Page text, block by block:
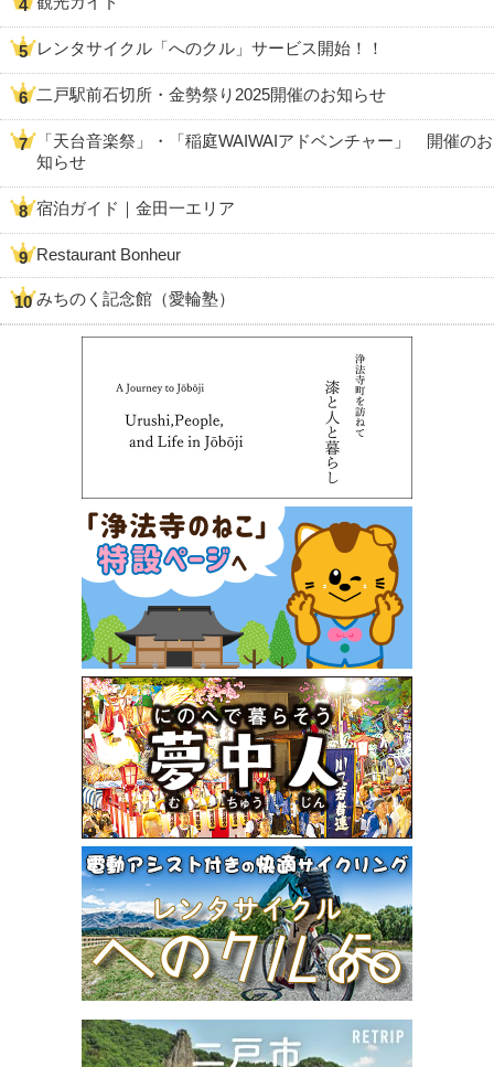
レンタサイクル「へのクル」サービス開始！！
二戸駅前石切所・金勢祭り2025開催のお知らせ
「天台音楽祭」・「稲庭WAIWAIアドベンチャー」 開催のお
知らせ
宿泊ガイド｜金田一エリア
Restaurant Bonheur
みちのく記念館（愛輪塾）